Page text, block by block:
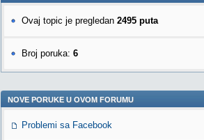
Ovaj topic je pregledan 2495 puta
Broj poruka: 6
NOVE PORUKE U OVOM FORUMU
Problemi sa Facebook